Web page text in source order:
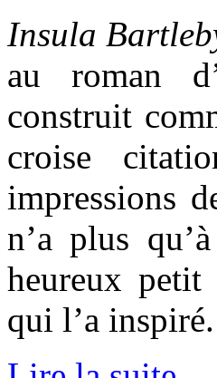
Insula
au roman
construit
croise
impressions
n’a plus
heureux petit
qui l’a inspiré.